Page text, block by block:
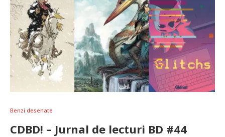
Benzi desenate
CDBD! – Jurnal de lecturi BD #44